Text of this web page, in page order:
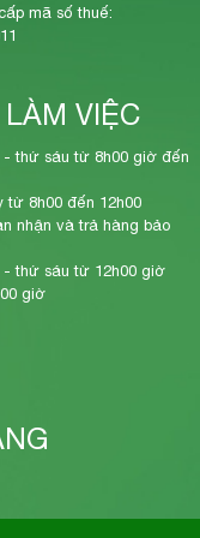
mã số thuế:
VIỆC
thứ sáu từ 8h00 giờ đến
từ 8h00 đến 12h00
nhận và trả hàng bảo
thứ sáu từ 12h00 giờ
giờ